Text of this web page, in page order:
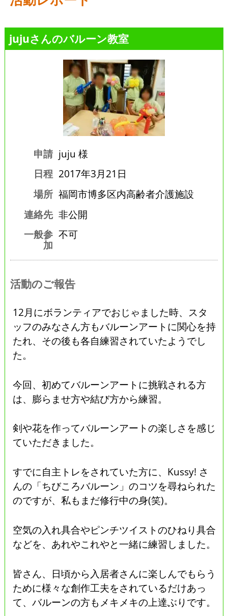
jujuさんのバルーン教室
申請 juju 様
日程 2017年3月21日
場所 福岡市博多区内高齢者介護施設
連絡先 非公開
一般参
加
不可
活動のご報告
12月にボランティアでおじゃました時、スタ
ッフのみなさん方もバルーンアートに関心を持
たれ、その後も各自練習されていたようでし
た。
今回、初めてバルーンアートに挑戦される方
は、膨らませ方や結び方から練習。
剣や花を作ってバルーンアートの楽しさを感じ
ていただきました。
すでに自主トレをされていた方に、Kussy! さ
んの「ちびころバルーン」のコツを尋ねられた
のですが、私もまだ修行中の身(笑)。
空気の入れ具合やピンチツイストのひねり具合
などを、あれやこれやと一緒に練習しました。
皆さん、日頃から入居者さんに楽しんでもらう
ために様々な創作工夫をされているだけあっ
て、バルーンの方もメキメキの上達ぶりです。